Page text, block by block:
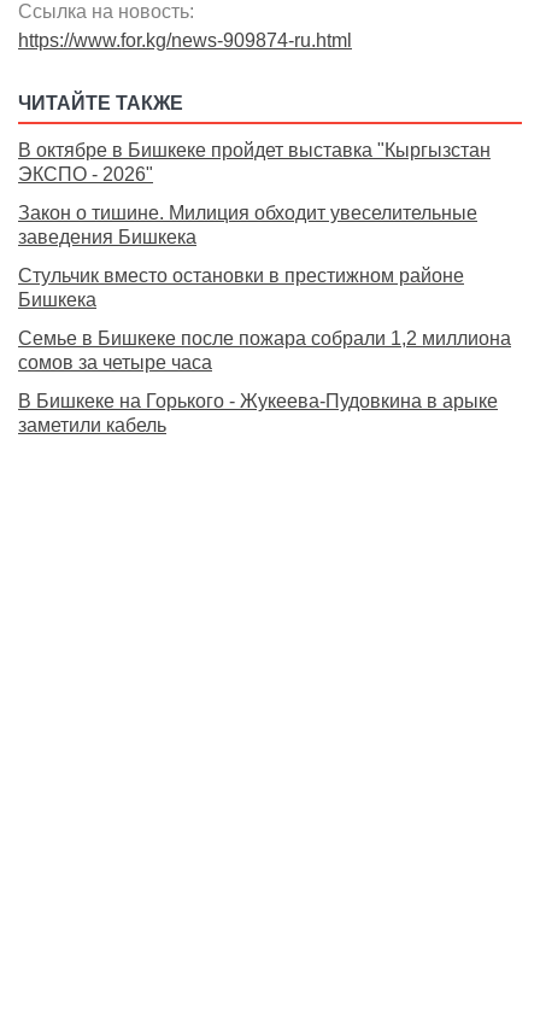
Ссылка на новость:
https://www.for.kg/news-909874-ru.html
ЧИТАЙТЕ ТАКЖЕ
В октябре в Бишкеке пройдет выставка "Кыргызстан
ЭКСПО - 2026"
Закон о тишине. Милиция обходит увеселительные
заведения Бишкека
Стульчик вместо остановки в престижном районе
Бишкека
Семье в Бишкеке после пожара собрали 1,2 миллиона
сомов за четыре часа
В Бишкеке на Горького - Жукеева-Пудовкина в арыке
заметили кабель